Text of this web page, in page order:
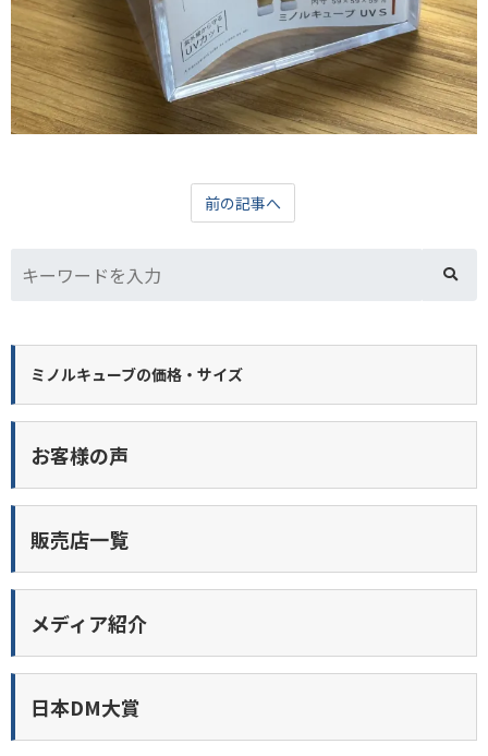
前の記事へ
ミノルキューブの価格・サイズ
お客様の声
販売店一覧
メディア紹介
日本DM大賞